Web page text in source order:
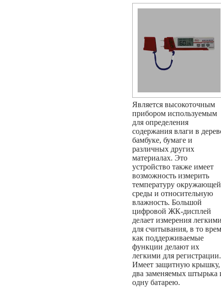
Является высокоточным
прибором используемым
для определения
содержания влаги в
бамбуке, бумаге и
различных других
материалах. Это
устройство также имеет
возможность измерить
температуру окружающей
среды и относительную
влажность. Большой
цифровой ЖК-дисплей
делает измерения
для считывания, в то
как поддерживаемые
функции делают их
легкими для регистрации.
Имеет защитную крышку,
два заменяемых штырька
одну батарею.